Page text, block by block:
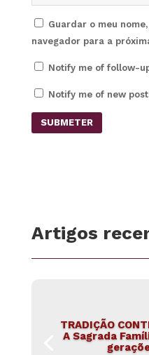
Guardar o meu
navegador para a
Notify me of follow-
Notify me of new
SUBMETER
Artigos
TRADIÇÃO
A Sagrada